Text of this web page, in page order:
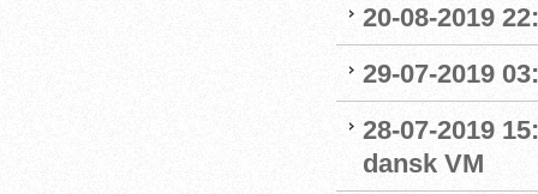
20-08-2019
29-07-2019
28-07-2019
dansk VM